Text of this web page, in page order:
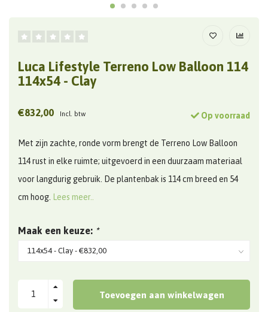
Luca Lifestyle Terreno Low Balloon 114
114x54 - Clay
€832,00 Incl. btw Op voorraad
Met zijn zachte, ronde vorm brengt de Terreno Low Balloon
114 rust in elke ruimte; uitgevoerd in een duurzaam materiaal
voor langdurig gebruik. De plantenbak is 114 cm breed en 54
cm hoog. Lees meer..
Maak een keuze: *
Toevoegen aan winkelwagen